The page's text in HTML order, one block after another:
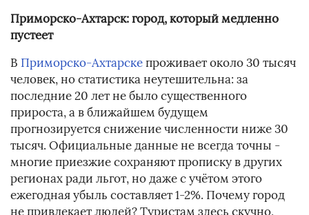
Приморско-Ахтарск: город, который медленно
пустеет
В Приморско-Ахтарскепроживает около 30 тысяч
человек, но статистика неутешительна: за
последние 20 лет не было существенного
прироста, а в ближайшем будущем
прогнозируется снижение численности ниже 30
тысяч. Официальные данные не всегда точны -
многие приезжие сохраняют прописку в других
регионах ради льгот, но даже с учётом этого
ежегодная убыль составляет 1-2%. Почему город
не привлекает людей? Туристам здесь скучно,